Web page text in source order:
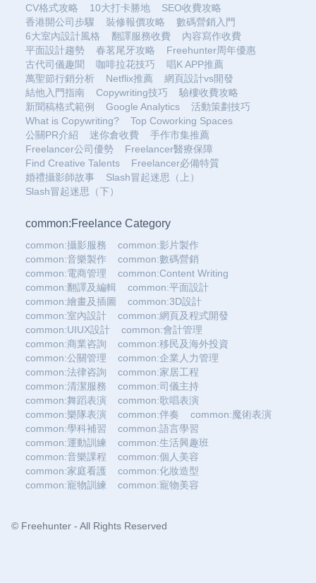
CV格式攻略
10大打卡勝地
SEO收費攻略
香港開公司步驟
裝修報價攻略
數碼營銷入門
6大室內設計風格
翻譯服務收費
內容寫作收費
平面設計趨勢
春茗尾牙攻略
Freehunter周年優惠
古代司儀趣聞
咖啡拉花技巧
唱K APP推薦
萬聖節行銷分析
Netflix推薦
網頁設計vs開發
結他入門指南
Copywriting技巧
驗樓收費攻略
新聞稿格式範例
Google Analytics
活動策劃技巧
What is Copywriting?
Top Coworking Spaces
公關PR介紹
迷你倉收費
手作市集推薦
Freelancer公司優勢
Freelancer醫療保障
Find Creative Talents
Freelancer必備特質
婚禮攝影師故事
Slash冒起迷思（上）
Slash冒起迷思（下）
common:Freelance Category
common:攝影服務
common:影片製作
common:音樂製作
common:數碼營銷
common:電商管理
common:Content Writing
common:翻譯及編輯
common:平面設計
common:繪畫及插圖
common:3D設計
common:室內設計
common:網頁及程式開發
common:UIUX設計
common:會計管理
common:商業咨詢
common:移民及海外投資
common:公關管理
common:企業人力管理
common:法律咨詢
common:家居工程
common:清潔服務
common:司儀主持
common:舞蹈表演
common:歌唱表演
common:樂隊表演
common:伴奏
common:魔術表演
common:學科補習
common:語言學習
common:運動訓練
common:生活興趣班
common:音樂課程
common:個人美容
common:家庭看護
common:化妝造型
common:寵物訓練
common:寵物美容
© Freehunter - All Rights Reserved